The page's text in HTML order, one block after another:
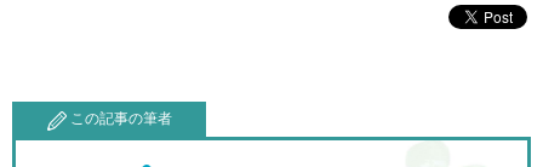
この記事の筆者